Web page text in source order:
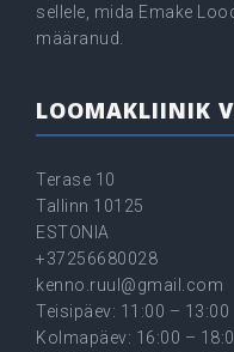
sellele, mida Emake
määranud.
LOOMAKLIINIK
Terase 10
Tallinn 10125
ESTONIA
+37256680028
kenno.ruul@gmail.com
Teisipäev: 11:00 – 13:00
Kolmapäev: 16:00 –